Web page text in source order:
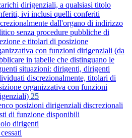
dirigenziali, a qualsiasi titolo
ivi inclusi quelli conferiti
dall'organo di indirizzo
senza procedure pubbliche di
e titolari di posizione
con funzioni dirigenziali (da
in tabelle che distinguano le
situazioni: dirigenti, dirigenti
discrezionalmente, titolari di
organizzativa con funzioni
25
posizioni dirigenziali discrezionali
di funzione disponibili
dirigenti